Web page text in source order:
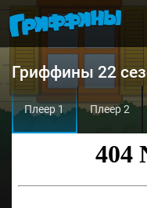
Гриффины 22
Плеер 1 Плеер 2